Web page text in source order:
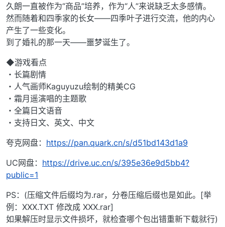
久朗一直被作为“商品”培养，作为“人”来说缺乏太多感情。
然而随着和四季家的长女——四季叶子进行交流，他的内心
产生了一些变化。
到了婚礼的那一天——噩梦诞生了。
◆游戏看点
・长篇剧情
・人气画师Kaguyuzu绘制的精美CG
・霜月遥演唱的主题歌
・全篇日文语音
・支持日文、英文、中文
夸克网盘： https://pan.quark.cn/s/d51bd143d1a9
UC网盘： https://drive.uc.cn/s/395e36e9d5bb4?
public=1
PS：(压缩文件后缀均为.rar，分卷压缩后缀也是如此。[举
例：XXX.TXT 修改成 XXX.rar]
如果解压时显示文件损坏，就检查哪个包出错重新下载就行)